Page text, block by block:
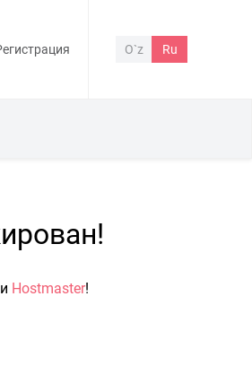
O`z Ru
Hostmaster!